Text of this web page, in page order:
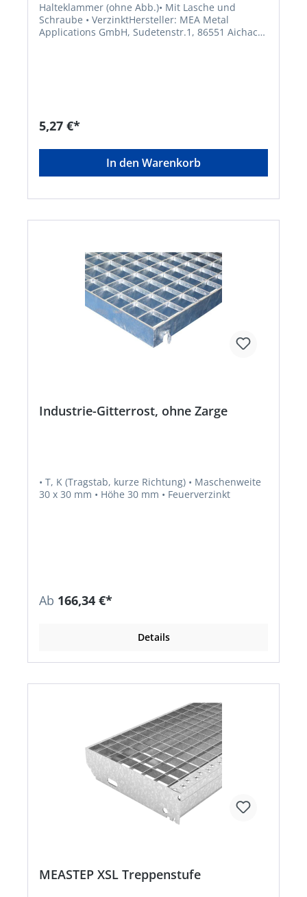
Halteklammer (ohne Abb.)• Mit Lasche und
Schraube • VerzinktHersteller: MEA Metal
Applications GmbH, Sudetenstr.1, 86551 Aichach,
5,27 €*
In den Warenkorb
Industrie-Gitterrost, ohne Zarge
• T, K (Tragstab, kurze Richtung) • Maschenweite
30 x 30 mm • Höhe 30 mm • Feuerverzinkt
Ab 166,34 €*
Details
MEASTEP XSL Treppenstufe